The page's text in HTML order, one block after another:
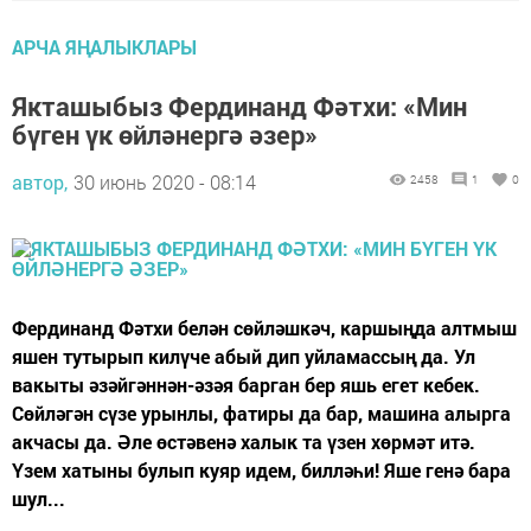
АРЧА ЯҢАЛЫКЛАРЫ
Якташыбыз Фердинанд Фәтхи: «Мин
бүген үк өйләнергә әзер»
автор, 30 июнь 2020 - 08:14 2458 1 0
Фердинанд Фәтхи белән сөйләшкәч, каршыңда алтмыш
яшен тутырып килүче абый дип уйламассың да. Ул
вакыты әзәйгәннән-әзәя барган бер яшь егет кебек.
Сөйләгән сүзе урынлы, фатиры да бар, машина алырга
акчасы да. Әле өстәвенә халык та үзен хөрмәт итә.
Үзем хатыны булып куяр идем, билләһи! Яше генә бара
шул...